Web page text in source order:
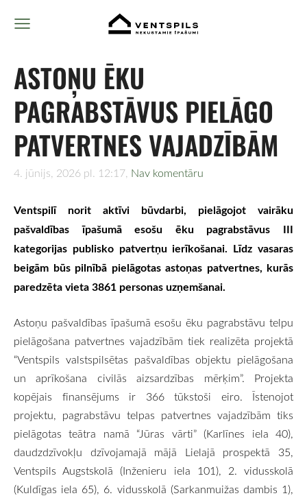
ASTOŅU ĒKU
PAGRABSTĀVUS PIELĀGO
PATVERTNES VAJADZĪBĀM
4. jūnijs, 2026 pl. 12:17, Nav komentāru
Ventspilī norit aktīvi būvdarbi, pielāgojot vairāku
pašvaldības īpašumā esošu ēku pagrabstāvus III
kategorijas publisko patvertņu ierīkošanai. Līdz vasaras
beigām būs pilnībā pielāgotas astoņas patvertnes, kurās
paredzēta vieta 3861 personas uzņemšanai.
Astoņu pašvaldības īpašumā esošu ēku pagrabstāvu telpu
pielāgošana patvertnes vajadzībām tiek realizēta projektā
“Ventspils valstspilsētas pašvaldības objektu pielāgošana
un aprīkošana civilās aizsardzības mērķim”. Projekta
kopējais finansējums ir 366 tūkstoši eiro. Īstenojot
projektu, pagrabstāvu telpas patvertnes vajadzībām tiks
pielāgotas teātra namā “Jūras vārti” (Karlīnes iela 40),
daudzdzīvokļu dzīvojamajā mājā Lielajā prospektā 35,
Ventspils Augstskolā (Inženieru iela 101), 2. vidusskolā
(Kuldīgas iela 65), 6. vidusskolā (Sarkanmuižas dambis 1),